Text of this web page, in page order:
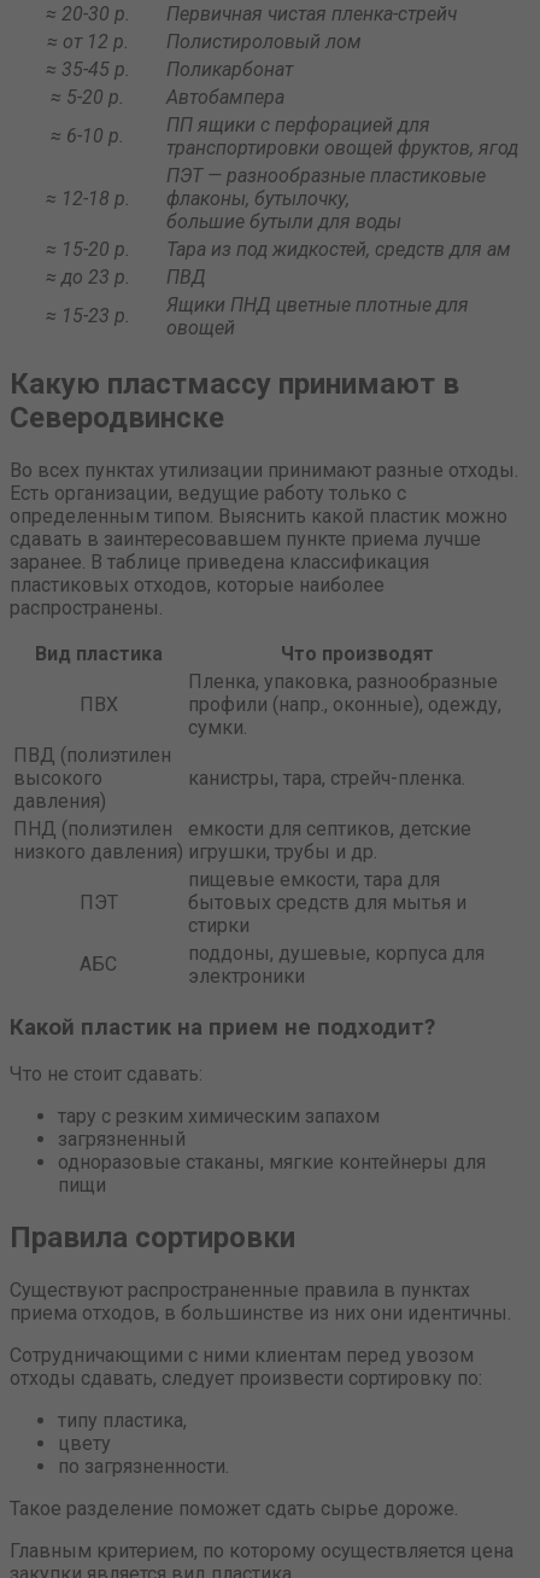
≈ 20-30 р.
Первичная чистая пленка-стрейч
≈ от 12 р.
Полистироловый лом
≈ 35-45 р.
Поликарбонат
≈ 5-20 р.
Автобампера
≈ 6-10 р.
ПП ящики с перфорацией для
транспортировки овощей фруктов, ягод
≈ 12-18 р.
ПЭТ — разнообразные пластиковые
флаконы, бутылочку,
большие бутыли для воды
≈ 15-20 р.
Тара из под жидкостей, средств для ам
≈ до 23 р.
ПВД
≈ 15-23 р.
Ящики ПНД цветные плотные для
овощей
Какую пластмассу принимают в
Северодвинске
Во всех пунктах утилизации принимают разные отходы.
Есть организации, ведущие работу только с
определенным типом. Выяснить какой пластик можно
сдавать в заинтересовавшем пункте приема лучше
заранее. В таблице приведена классификация
пластиковых отходов, которые наиболее
распространены.
Вид пластика
Что производят
ПВХ
Пленка, упаковка, разнообразные
профили (напр., оконные), одежду,
сумки.
ПВД (полиэтилен
высокого
давления)
канистры, тара, стрейч-пленка.
ПНД (полиэтилен
низкого давления)
емкости для септиков, детские
игрушки, трубы и др.
ПЭТ
пищевые емкости, тара для
бытовых средств для мытья и
стирки
АБС
поддоны, душевые, корпуса для
электроники
Какой пластик на прием не подходит?
Что не стоит сдавать:
тару с резким химическим запахом
загрязненный
одноразовые стаканы, мягкие контейнеры для
пищи
Правила сортировки
Существуют распространенные правила в пунктах
приема отходов, в большинстве из них они идентичны.
Сотрудничающими с ними клиентам перед увозом
отходы сдавать, следует произвести сортировку по:
типу пластика,
цвету
по загрязненности.
Такое разделение поможет сдать сырье дороже.
Главным критерием, по которому осуществляется цена